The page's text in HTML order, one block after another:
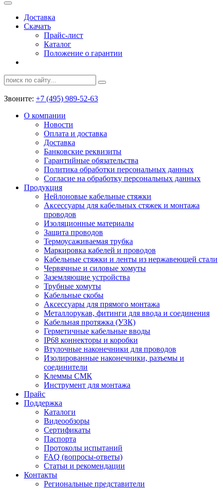
Доставка
Скачать
Прайс-лист
Каталог
Положение о гарантии
Звоните: +7 (495) 989-52-63
О компании
Новости
Оплата и доставка
Доставка
Банковские реквизиты
Гарантийные обязательства
Политика обработки персональных данных
Согласие на обработку персональных данных
Продукция
Нейлоновые кабельные стяжки
Аксессуары для кабельных стяжек и монтажа
проводов
Изоляционные материалы
Защита проводов
Термоусаживаемая трубка
Маркировка кабелей и проводов
Кабельные стяжки и ленты из нержавеющей стали
Червячные и силовые хомуты
Заземляющие устройства
Трубные хомуты
Кабельные скобы
Аксессуары для прямого монтажа
Металлорукав, фитинги для ввода и соединения
Кабельная протяжка (УЗК)
Герметичные кабельные вводы
IP68 коннекторы и коробки
Втулочные наконечники для проводов
Изолированные наконечники, разъемы и
соединители
Клеммы СМК
Инструмент для монтажа
Прайс
Поддержка
Каталоги
Видеообзоры
Сертификаты
Паспорта
Протоколы испытаний
FAQ (вопросы-ответы)
Статьи и рекомендации
Контакты
Региональные представители